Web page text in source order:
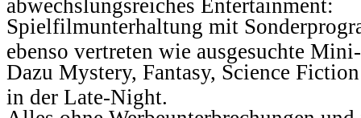
abwechslungsreiches Entertainment:
Spielfilmunterhaltung mit
ebenso vertreten wie ausgesuchte
Dazu Mystery, Fantasy, Science
in der Late-Night.